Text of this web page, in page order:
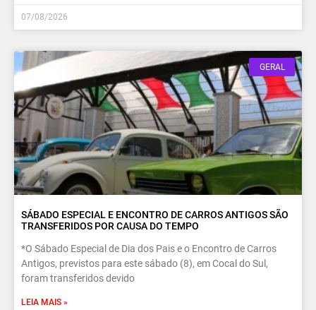
07/08/2026
GERAL
SÁBADO ESPECIAL E ENCONTRO DE CARROS ANTIGOS SÃO
TRANSFERIDOS POR CAUSA DO TEMPO
*O Sábado Especial de Dia dos Pais e o Encontro de Carros
Antigos, previstos para este sábado (8), em Cocal do Sul,
foram transferidos devido
LEIA MAIS »